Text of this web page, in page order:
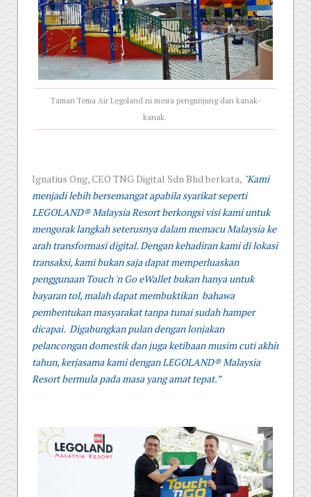
Taman Tema Air Legoland ni mesra pengunjung dan kanak-
kanak.
Ignatius Ong, CEO TNG Digital Sdn Bhd berkata, "Kami
menjadi lebih bersemangat apabila syarikat seperti
LEGOLAND® Malaysia Resort berkongsi visi kami untuk
mengorak langkah seterusnya dalam memacu Malaysia ke
arah transformasi digital. Dengan kehadiran kami di lokasi
transaksi, kami bukan saja dapat memperluaskan
penggunaan Touch 'n Go eWallet bukan hanya untuk
bayaran tol, malah dapat membuktikan bahawa
pembentukan masyarakat tanpa tunai sudah hamper
dicapai. Digabungkan pulan dengan lonjakan
pelancongan domestik dan juga ketibaan musim cuti akhir
tahun, kerjasama kami dengan LEGOLAND® Malaysia
Resort bermula pada masa yang amat tepat.”